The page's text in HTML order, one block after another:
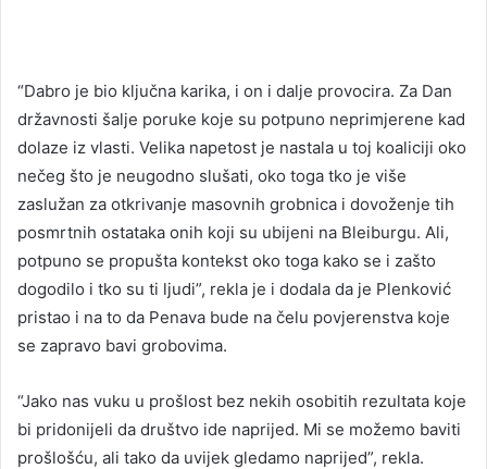
“Dabro je bio ključna karika, i on i dalje provocira. Za Dan
državnosti šalje poruke koje su potpuno neprimjerene kad
dolaze iz vlasti. Velika napetost je nastala u toj koaliciji oko
nečeg što je neugodno slušati, oko toga tko je više
zaslužan za otkrivanje masovnih grobnica i dovoženje tih
posmrtnih ostataka onih koji su ubijeni na Bleiburgu. Ali,
potpuno se propušta kontekst oko toga kako se i zašto
dogodilo i tko su ti ljudi”, rekla je i dodala da je Plenković
pristao i na to da Penava bude na čelu povjerenstva koje
se zapravo bavi grobovima.
“Jako nas vuku u prošlost bez nekih osobitih rezultata koje
bi pridonijeli da društvo ide naprijed. Mi se možemo baviti
prošlošću, ali tako da uvijek gledamo naprijed”, rekla.